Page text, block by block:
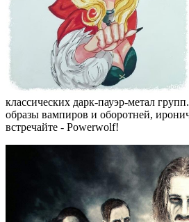
классических дарк-пауэр-метал
образы вампиров и оборотней,
встречайте - Powerwolf!